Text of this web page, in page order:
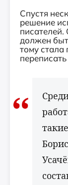
Спустя
решение
писателей.
должен
тому стала